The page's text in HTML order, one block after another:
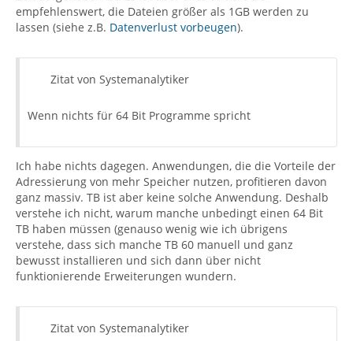
empfehlenswert, die Dateien größer als 1GB werden zu
lassen (siehe z.B. Datenverlust vorbeugen).
Zitat von Systemanalytiker
Wenn nichts für 64 Bit Programme spricht
Ich habe nichts dagegen. Anwendungen, die die Vorteile der
Adressierung von mehr Speicher nutzen, profitieren davon
ganz massiv. TB ist aber keine solche Anwendung. Deshalb
verstehe ich nicht, warum manche unbedingt einen 64 Bit
TB haben müssen (genauso wenig wie ich übrigens
verstehe, dass sich manche TB 60 manuell und ganz
bewusst installieren und sich dann über nicht
funktionierende Erweiterungen wundern.
Zitat von Systemanalytiker